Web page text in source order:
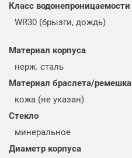
Класс водонепроницаемости
WR30 (брызги, дождь)
Материал корпуса
нерж. сталь
Материал браслета/ремешка
кожа (не указан)
Стекло
минеральное
Диаметр корпуса